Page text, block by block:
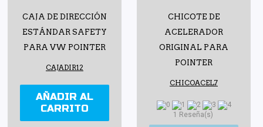
CAJA DE DIRECCIÓN
ESTÁNDAR SAFETY
PARA VW POINTER
CAJADIR12
AÑADIR AL
CARRITO
CHICOTE DE
ACELERADOR
ORIGINAL PARA
POINTER
CHICOACEL7
1 Reseña(s)